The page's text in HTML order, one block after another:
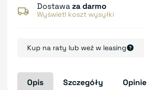
Dostawaza darmo
Wyświetl koszt wysyłki
Kup na raty lub weź w leasing
Opis Szczegóły Opinie